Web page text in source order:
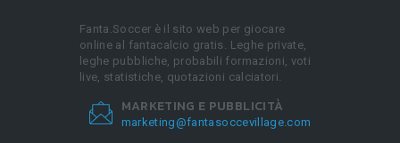
Fanta.Soccer è il sito web per giocare
online al fantacalcio gratis. Leghe private,
leghe pubbliche, probabili formazioni, voti
live, statistiche, quotazioni calciatori.
MARKETING E PUBBLICITÀ
marketing@fantasoccevillage.com